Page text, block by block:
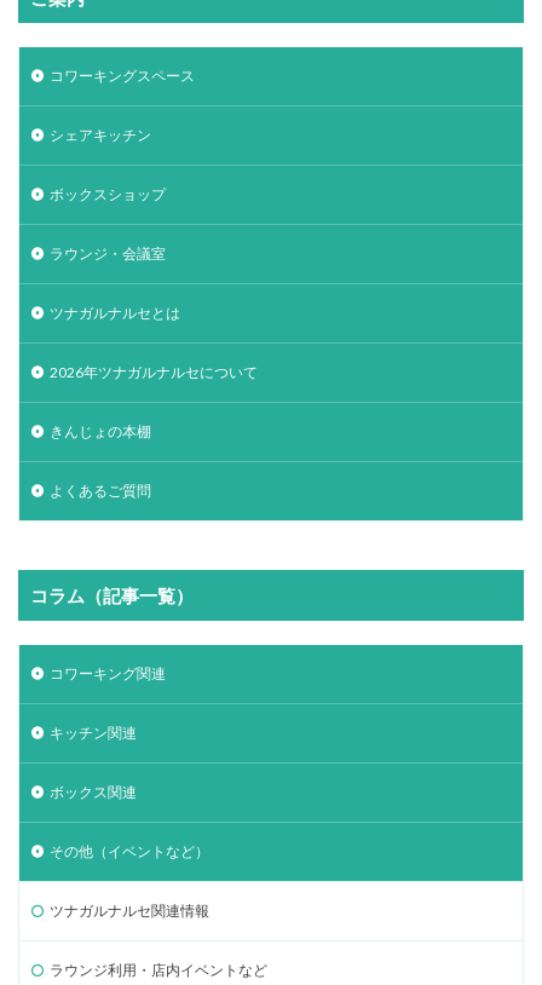
コワーキングスペース
シェアキッチン
ボックスショップ
ラウンジ・会議室
ツナガルナルセとは
2026年ツナガルナルセについて
きんじょの本棚
よくあるご質問
コラム（記事一覧）
コワーキング関連
キッチン関連
ボックス関連
その他（イベントなど）
ツナガルナルセ関連情報
ラウンジ利用・店内イベントなど